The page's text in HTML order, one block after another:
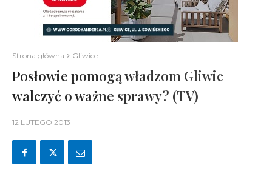
Strona główna Gliwice
Posłowie pomogą władzom Gliwic
walczyć o ważne sprawy? (TV)
12 LUTEGO 2013